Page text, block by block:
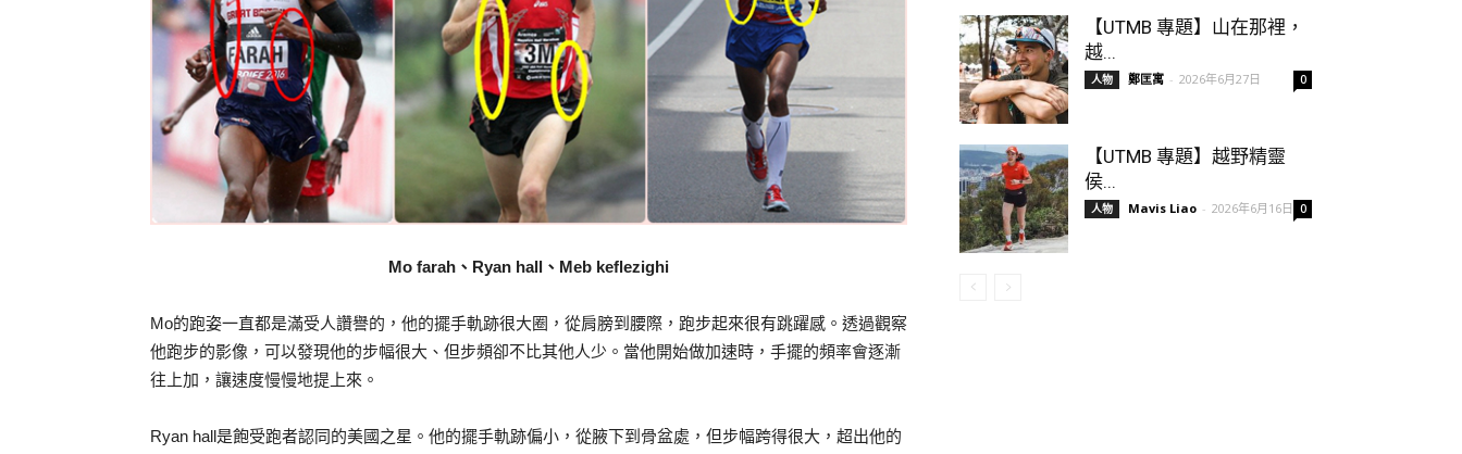
Mo farah、Ryan hall、Meb keflezighi
Mo的跑姿一直都是滿受人讚譽的，他的擺手軌跡很大圈，從肩膀到腰際，跑步起來很有跳躍感。透過觀察
他跑步的影像，可以發現他的步幅很大、但步頻卻不比其他人少。當他開始做加速時，手擺的頻率會逐漸
往上加，讓速度慢慢地提上來。
Ryan hall是飽受跑者認同的美國之星。他的擺手軌跡偏小，從腋下到骨盆處，但步幅跨得很大，超出他的
【UTMB 專題】山在那裡，
越...
人物 鄭匡寓 - 2026年6月27日 0
【UTMB 專題】越野精靈
侯...
人物 Mavis Liao - 2026年6月16日 0